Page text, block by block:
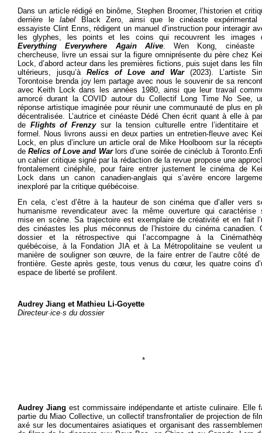
Dans un article rédigé en binôme, Stephen Broomer, l’historien et
derrière le label
Black Zero, ainsi que le cinéaste expérimental
essayiste Clint Enns, rédigent un manuel d’instruction pour interagir
les glyphes, les points et les coins qui recouvrent les images
Everything Everywhere Again Alive. Wen Kong, cinéaste
chercheuse, livre un essai sur la figure omniprésente du père chez
Lock, d’abord acteur dans les premières fictions, puis sujet dans les
ultérieurs, jusqu’à Relics of Love and War(2023). L’artiste
Torontoise brenda joy lem partage avec nous le souvenir de sa
avec Keith Lock dans les années 1980, ainsi que leur travail
amorcé durant la COVID autour du Collectif Long Time No See,
réponse artistique imaginée pour réunir une communauté de plus en
décentralisée. L’autrice et cinéaste Dédé Chen écrit quant à elle à
de Flights of Frenzy sur la tension culturelle entre l’identitaire et
formel. Nous livrons aussi en deux parties un entretien-fleuve avec
Lock, en plus d’inclure un article oral de Mike Hoolboom sur la
deRelics of Love and War lors d’une soirée de cinéclub à
un cahier critique signé par la rédaction de la revue propose une
frontalement cinéphile, pour faire entrer justement le cinéma de
Lock dans un canon canadien-anglais qui s’avère encore
inexploré par la critique québécoise.
En cela, c’est d’être à la hauteur de son cinéma que d’aller vers
humanisme revendicateur avec la même ouverture qui caractérise
mise en scène. Sa trajectoire est exemplaire de créativité et en fait
des cinéastes les plus méconnus de l’histoire du cinéma canadien.
dossier et la rétrospective qui l’accompagne à la
québécoise, à la Fondation JIA et à La Métropolitaine se veulent
manière de souligner son œuvre, de la faire entrer de l’autre côté de
frontière. Geste après geste, tous venus du cœur, les quatre coins
espace de liberté se profilent.
Audrey Jiang et Mathieu Li-Goyette
Directeur·ice·s du dossier
*
Audrey Jiang est commissaire indépendante et artiste culinaire. Elle
partie du Miao Collective, un collectif transfrontalier de projection de
axé sur les documentaires asiatiques et organisant des